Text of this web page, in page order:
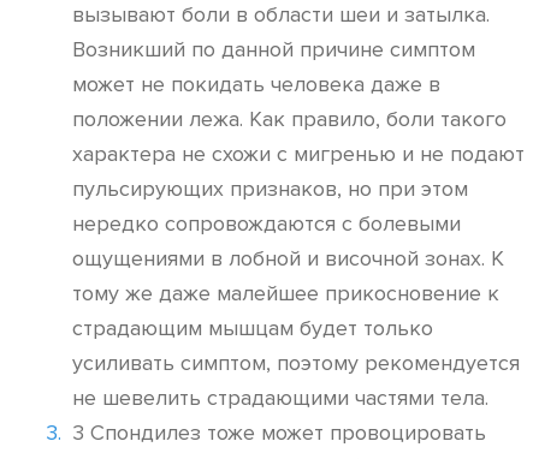
вызывают боли в области шеи и затылка.
Возникший по данной причине симптом
может не покидать человека даже в
положении лежа. Как правило, боли такого
характера не схожи с мигренью и не подают
пульсирующих признаков, но при этом
нередко сопровождаются с болевыми
ощущениями в лобной и височной зонах. К
тому же даже малейшее прикосновение к
страдающим мышцам будет только
усиливать симптом, поэтому рекомендуется
не шевелить страдающими частями тела.
3 Спондилез тоже может провоцировать